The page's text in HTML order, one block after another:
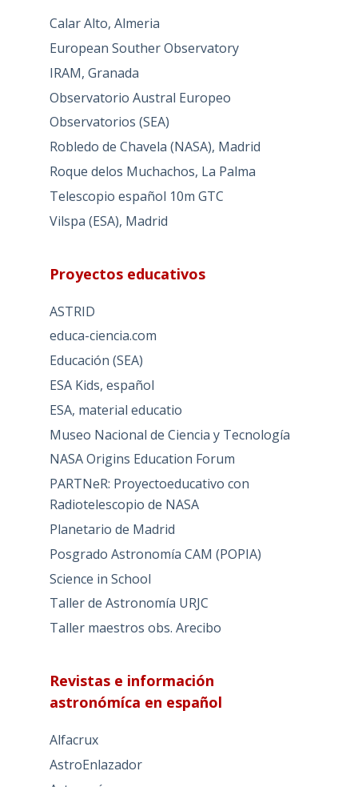
Calar Alto, Almeria
European Souther Observatory
IRAM, Granada
Observatorio Austral Europeo
Observatorios (SEA)
Robledo de Chavela (NASA), Madrid
Roque delos Muchachos, La Palma
Telescopio español 10m GTC
Vilspa (ESA), Madrid
Proyectos educativos
ASTRID
educa-ciencia.com
Educación (SEA)
ESA Kids, español
ESA, material educatio
Museo Nacional de Ciencia y Tecnología
NASA Origins Education Forum
PARTNeR: Proyectoeducativo con
Radiotelescopio de NASA
Planetario de Madrid
Posgrado Astronomía CAM (POPIA)
Science in School
Taller de Astronomía URJC
Taller maestros obs. Arecibo
Revistas e información
astronómíca en español
Alfacrux
AstroEnlazador